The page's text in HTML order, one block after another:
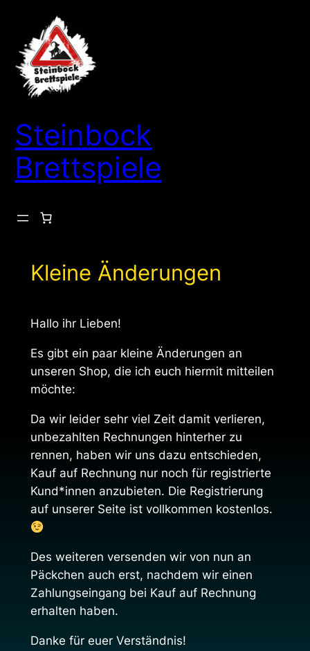
Steinbock
Brettspiele
Kleine Änderungen
Hallo ihr Lieben!
Es gibt ein paar kleine Änderungen an
unseren Shop, die ich euch hiermit mitteilen
möchte:
Da wir leider sehr viel Zeit damit verlieren,
unbezahlten Rechnungen hinterher zu
rennen, haben wir uns dazu entschieden,
Kauf auf Rechnung nur noch für registrierte
Kund*innen anzubieten. Die Registrierung
auf unserer Seite ist vollkommen kostenlos.
Des weiteren versenden wir von nun an
Päckchen auch erst, nachdem wir einen
Zahlungseingang bei Kauf auf Rechnung
erhalten haben.
Danke für euer Verständnis!